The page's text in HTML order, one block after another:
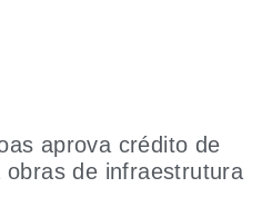
aprova crédito de
obras de infraestrutura